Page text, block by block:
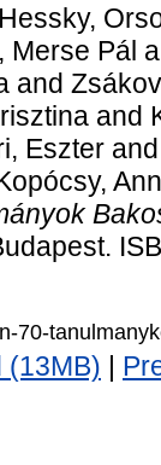
Hessky,
Merse Pál
and
and
Eszter
70-
(13MB)